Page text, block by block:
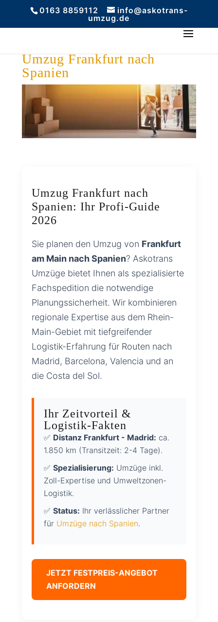
0163 8859112
info@askotrans-
umzug.de
Umzug Frankfurt nach
Spanien
Umzug Frankfurt nach
Spanien: Ihr Profi-Guide
2026
Sie planen den Umzug von Frankfurt
am Main nach Spanien? Askotrans
Umzüge bietet Ihnen als spezialisierte
Fachspedition die notwendige
Planungssicherheit. Wir kombinieren
regionale Expertise aus dem Rhein-
Main-Gebiet mit tiefgreifender
Logistik-Erfahrung für Routen nach
Madrid, Barcelona, Valencia und an
die Costa del Sol.
Ihr Zeitvorteil &
Logistik-Fakten
✅ Distanz Frankfurt - Madrid: ca.
1.850 km (Transitzeit: 2-4 Tage).
✅ Spezialisierung: Umzüge inkl.
Zoll-Expertise und Umweltzonen-
Logistik.
✅ Status: Ihr verlässlicher Partner
für Umzüge nach Spanien.
JETZT FESTPREIS-ANGEBOT
ANFORDERN